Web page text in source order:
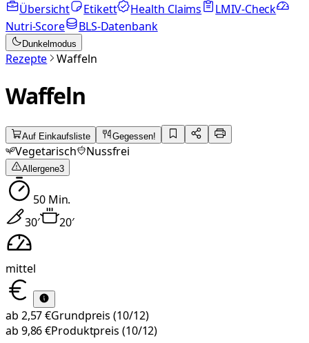
Übersicht
Etikett Health Claims
LMIV-Check
Nutri-Score
BLS-Datenbank
Dunkelmodus
Rezepte Waffeln
Waffeln
Auf Einkaufsliste Gegessen!
Vegetarisch Nussfrei
Allergene3
50Min.
30′ 20′
mittel
ab 2,57 €Grundpreis (10/12)
ab 9,86 €Produktpreis (10/12)